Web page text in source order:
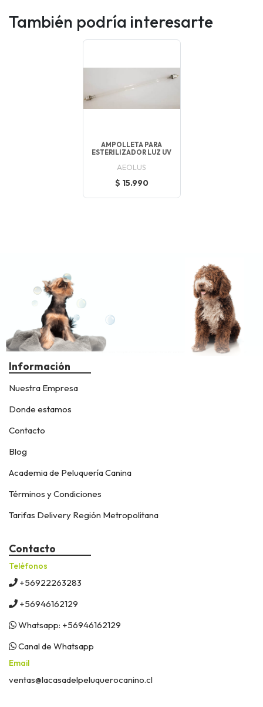
También podría interesarte
AMPOLLETA PARA
ESTERILIZADOR LUZ UV
AEOLUS
$ 15.990
Información
Nuestra Empresa
Donde estamos
Contacto
Blog
Academia de Peluquería Canina
Términos y Condiciones
Tarifas Delivery Región Metropolitana
Contacto
Teléfonos
+56922263283
+56946162129
Whatsapp: +56946162129
Canal de Whatsapp
Email
ventas@lacasadelpeluquerocanino.cl